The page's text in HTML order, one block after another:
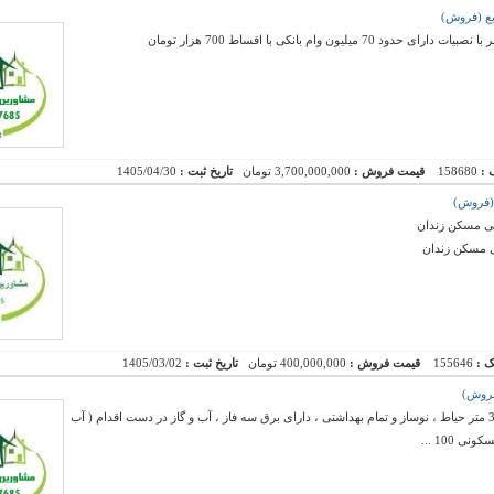
:
158680 قیمت فروش : 3,700,000,000 تومان تاریخ ثبت : 1405/04/30
مسکن زندان
مسکن زندان
:
155646 قیمت فروش : 400,000,000 تومان تاریخ ثبت : 1405/03/02
فروش یک سالن به ارتفاع 5 متر و 40 متر بالکن و 35 متر حیاط ، نوساز و تمام بهداشتی ، دارای برق سه فاز ، آب و گاز در دست اقدام ( آب
100 ...